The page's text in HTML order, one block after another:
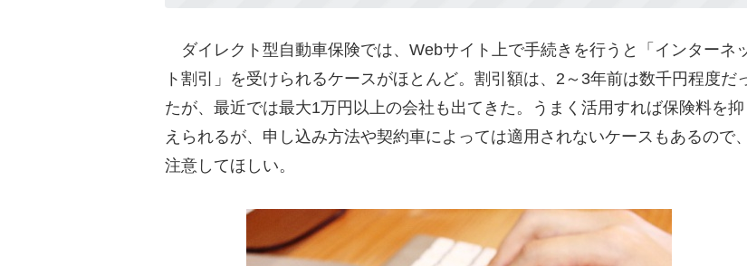
ダイレクト型自動車保険では、Webサイト上で手続きを行うと「インターネ
ト割引」を受けられるケースがほとんど。割引額は、2～3年前は数千円程度だ
たが、最近では最大1万円以上の会社も出てきた。うまく活用すれば保険料を抑
えられるが、申し込み方法や契約車によっては適用されないケースもあるので、
注意してほしい。